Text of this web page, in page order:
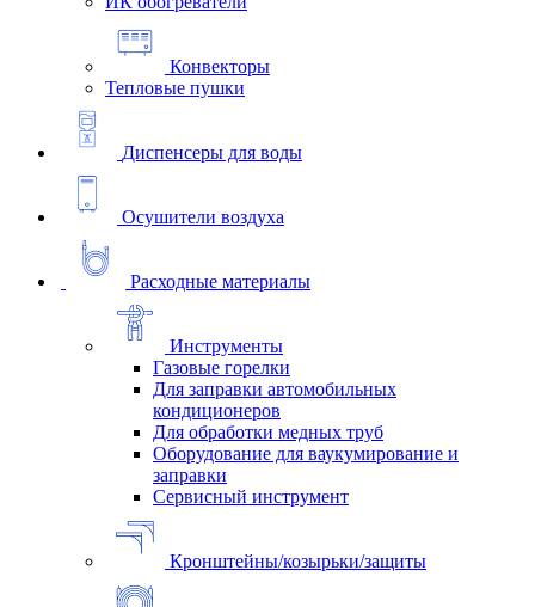
Конвекторы
Тепловые пушки
Диспенсеры для воды
Осушители воздуха
Расходные материалы
Инструменты
Газовые горелки
Для заправки автомобильных
кондиционеров
Для обработки медных труб
Оборудование для ваукумирование и
заправки
Сервисный инструмент
Кронштейны/козырьки/защиты